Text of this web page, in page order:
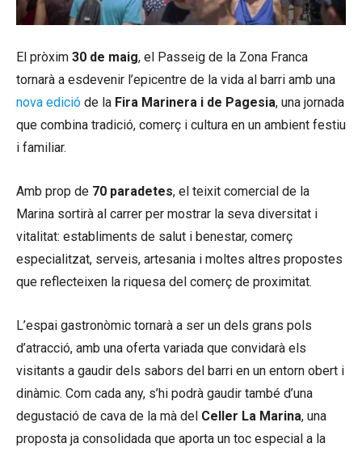
El pròxim 30 de maig, el Passeig de la Zona Franca
tornarà a esdevenir l’epicentre de la vida al barri amb una
nova edició de la Fira Marinera i de Pagesia, una jornada
que combina tradició, comerç i cultura en un ambient festiu
i familiar.
Amb prop de 70 paradetes, el teixit comercial de la
Marina sortirà al carrer per mostrar la seva diversitat i
vitalitat: establiments de salut i benestar, comerç
especialitzat, serveis, artesania i moltes altres propostes
que reflecteixen la riquesa del comerç de proximitat.
L’espai gastronòmic tornarà a ser un dels grans pols
d’atracció, amb una oferta variada que convidarà els
visitants a gaudir dels sabors del barri en un entorn obert i
dinàmic. Com cada any, s’hi podrà gaudir també d’una
degustació de cava de la mà del Celler La Marina, una
proposta ja consolidada que aporta un toc especial a la